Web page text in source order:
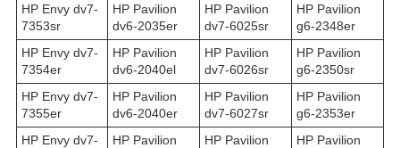
HP Envy dv7-
7353sr
HP Pavilion
dv6-2035er
HP Pavilion
dv7-6025sr
HP Pavilion
g6-2348er
HP Envy dv7-
7354er
HP Pavilion
dv6-2040el
HP Pavilion
dv7-6026sr
HP Pavilion
g6-2350sr
HP Envy dv7-
7355er
HP Pavilion
dv6-2040er
HP Pavilion
dv7-6027sr
HP Pavilion
g6-2353er
HP Envy dv7-
HP Pavilion
HP Pavilion
HP Pavilion